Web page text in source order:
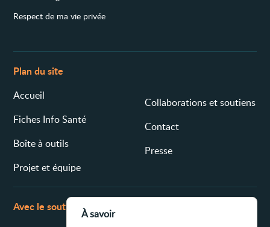
Respect de ma vie privée
Plan du site
Accueil
Fiches Info Santé
Boîte à outils
Projet et équipe
Collaborations et soutiens
Contact
Presse
Avec le soutien de
À savoir